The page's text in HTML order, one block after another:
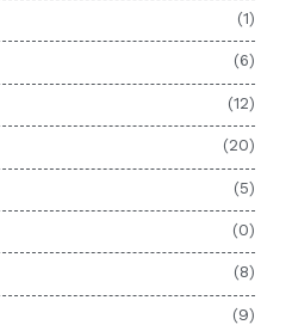
(1)
(6)
(12)
(20)
(5)
(0)
(8)
(9)